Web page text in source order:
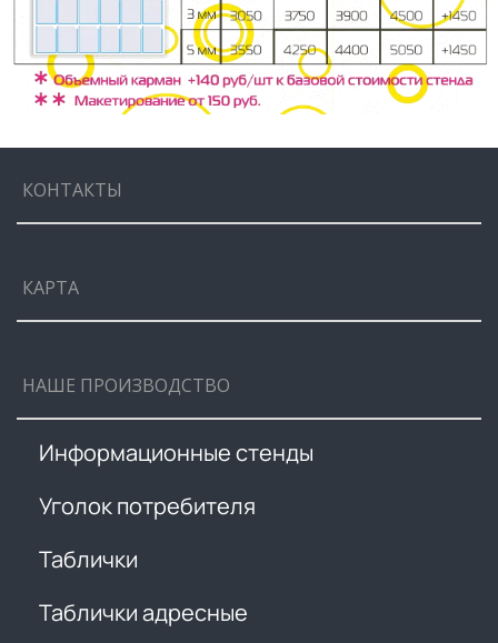
КОНТАКТЫ
КАРТА
НАШЕ ПРОИЗВОДСТВО
Информационные стенды
Уголок потребителя
Таблички
Таблички адресные